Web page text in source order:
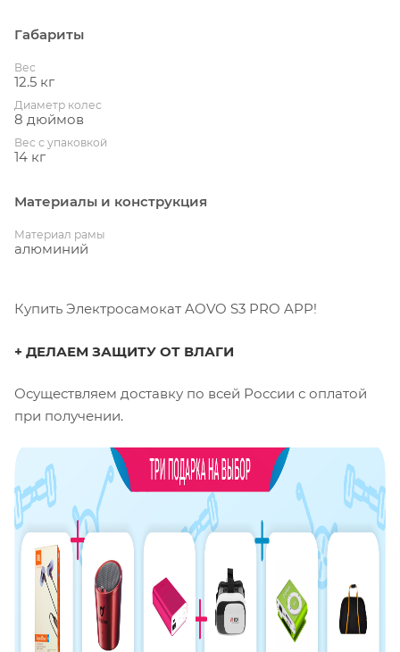
Габариты
Вес
12.5 кг
Диаметр колес
8 дюймов
Вес с упаковкой
14 кг
Материалы и конструкция
Материал рамы
алюминий
Купить Электросамокат AOVO S3 PRO APP!
+ ДЕЛАЕМ ЗАЩИТУ ОТ ВЛАГИ
Осуществляем доставку по всей России с оплатой
при получении.